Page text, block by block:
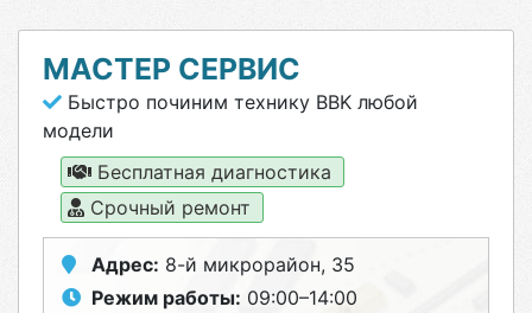
МАСТЕР СЕРВИС
Быстро починим технику BBK любой
модели
Бесплатная диагностика
Срочный ремонт
Адрес: 8-й микрорайон, 35
Режим работы: 09:00–14:00